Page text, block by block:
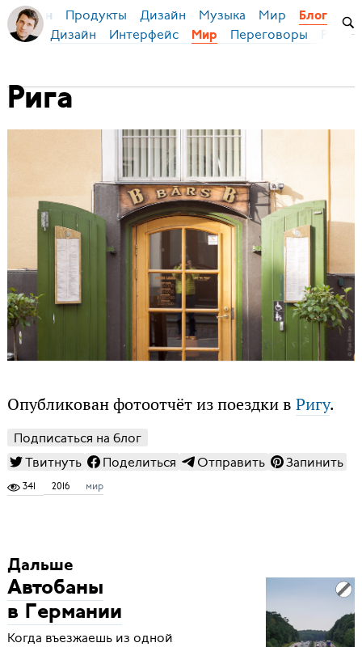
Бирман Продукты Дизайн Музыка Мир Блог
Дизайн Интерфейс Мир Переговоры
Рига
Опубликован фотоотчёт из поездки в Ригу.
Подписаться на блог
Твитнуть
Поделиться Отправить Запинить
341 2016 мир
Дальше
Автобаны
в Германии
Когда въезжаешь из одной